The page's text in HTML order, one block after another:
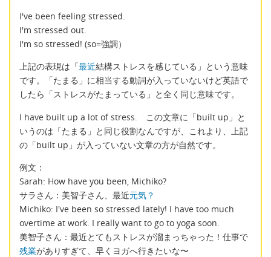
I've been feeling stressed.
I'm stressed out.
I'm so stressed! (so=強調）
上記の表現は「最近結構ストレスを感じている」という意味
です。「たまる」に相当する動詞が入っていないけど英語で
したら「ストレスがたまっている」と全く同じ意味です。
I have built up a lot of stress. この文章に「built up」と
いうのは「たまる」と同じ役割なんですが、これより、上記
の「built up」が入っていない文章の方が自然です。
例文：
Sarah: How have you been, Michiko?
サラさん：美智子さん、最近元気？
Michiko: I've been so stressed lately! I have too much
overtime at work. I really want to go to yoga soon.
美智子さん：最近とてもストレスが溜まっちゃった！仕事で
残業がありすぎて、早くヨガへ行きたいな〜